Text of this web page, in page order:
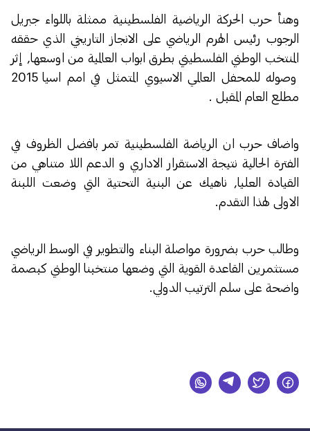
وهنأ حرب الحركة الرياضية الفلسطينية ممثلة باللواء جبريل
الرجوب رئيس الهرم الرياضي على الانجاز التاريخي الذي حققه
المنتخب الوطني الفلسطيني بطرق ابواب العالمية من اوسعها, إثر
وصوله للمحفل العالمي الاسيوي المتمثل في امم اسيا 2015
مطلع العام المقبل .
واضاف حرب ان الرياضة الفلسطينية تمر بافضل الظروف في
الفترة الحالية نتيجة الاستقرار الاداري و الدعم اللا متناهي من
القيادة العليا, ناهيك عن البنية التحتية التي وضعت اللبنة
الاولى لهذا التقدم.
وطالب حرب بضرورة مواصلة البناء والتطوير في الوسط الرياضي
مستثمرين القاعدة القوية التي وضعها منتخبنا الوطني كبصمة
واضحة على سلم الترتيب الدولي.